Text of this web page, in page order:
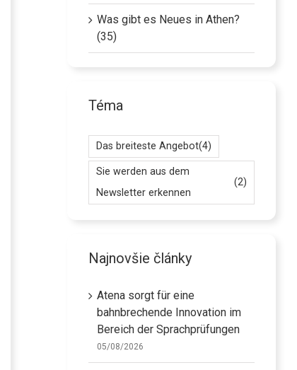
Was gibt es Neues in Athen?
(35)
Téma
Das breiteste Angebot(4)
Sie werden aus dem
Newsletter erkennen
(2)
Najnovšie články
Atena sorgt für eine
bahnbrechende Innovation im
Bereich der Sprachprüfungen
05/08/2026